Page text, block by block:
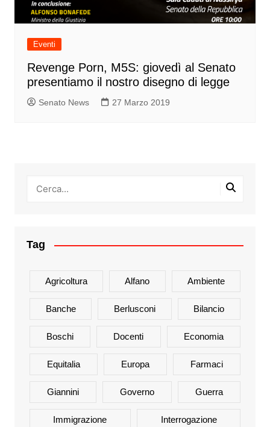
Eventi
Revenge Porn, M5S: giovedì al Senato
presentiamo il nostro disegno di legge
Senato News 27 Marzo 2019
Tag
Agricoltura Alfano Ambiente
Banche Berlusconi Bilancio
Boschi Docenti Economia
Equitalia Europa Farmaci
Giannini Governo Guerra
Immigrazione Interrogazione